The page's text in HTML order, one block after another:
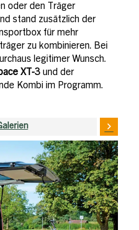
oder den Träger
stand zusätzlich der
für mehr
zu kombinieren. Bei
legitimer Wunsch.
XT-3 und der
Kombi im Programm.